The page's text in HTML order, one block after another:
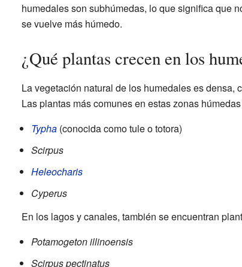
humedales son subhúmedas, lo que significa que
se vuelve más húmedo.
¿Qué plantas crecen en los
La vegetación natural de los humedales es densa,
Las plantas más comunes en estas zonas
Typha(conocida como tule o totora)
Scirpus
Heleocharis
Cyperus
En los lagos y canales, también se encuentran
Potamogeton illinoensis
Scirpus pectinatus